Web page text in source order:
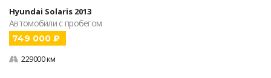
Hyundai Solaris 2013
Автомобили с пробегом
749 000 ₽
229000 км